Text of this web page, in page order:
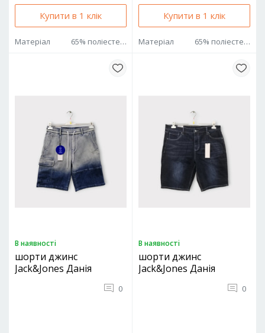
Купити в 1 клік
Матеріал 65% поліестер 35% котон
Купити в 1 клік
Матеріал 65% поліестер 35% котон
В наявностi
шорти джинс
Jack&Jones Данія
0
В наявностi
шорти джинс
Jack&Jones Данія
0